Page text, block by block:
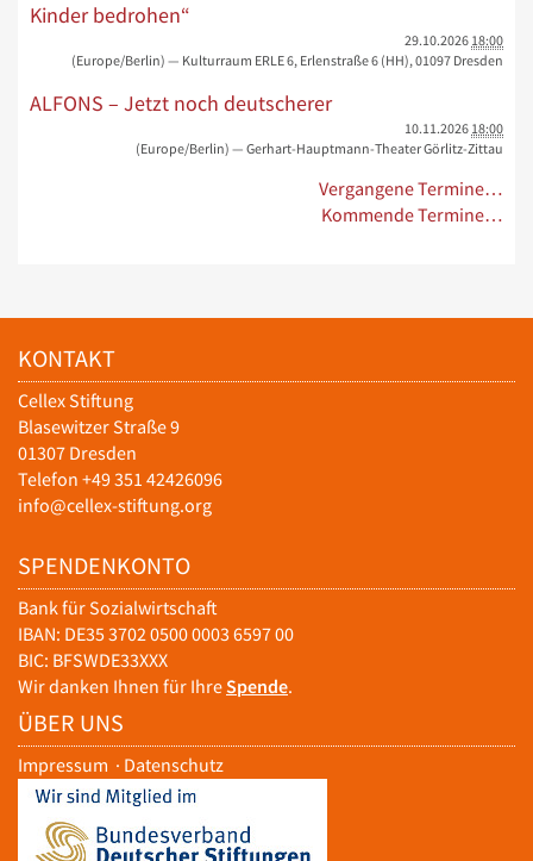
Kinder bedrohen“
29.10.2026 18:00
(Europe/Berlin) — Kulturraum ERLE 6, Erlenstraße 6 (HH), 01097 Dresden
ALFONS – Jetzt noch deutscherer
10.11.2026 18:00
(Europe/Berlin) — Gerhart-Hauptmann-Theater Görlitz-Zittau
Vergangene Termine…
Kommende Termine…
KONTAKT
Cellex Stiftung
Blasewitzer Straße 9
01307 Dresden
Telefon +49 351 42426096
info@cellex-stiftung.org
SPENDENKONTO
Bank für Sozialwirtschaft
IBAN: DE35 3702 0500 0003 6597 00
BIC: BFSWDE33XXX
Wir danken Ihnen für IhreSpende.
ÜBER UNS
Impressum · Datenschutz